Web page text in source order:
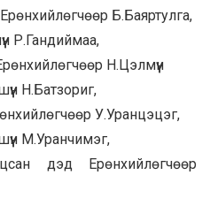
Б.Баяртулга,
Р.Гандиймаа,
Н.Цэлмүүн
Н.Батзориг,
У.Уранцэцэг,
М.Уранчимэг,
дэд Ерөнхийлөгчөөр